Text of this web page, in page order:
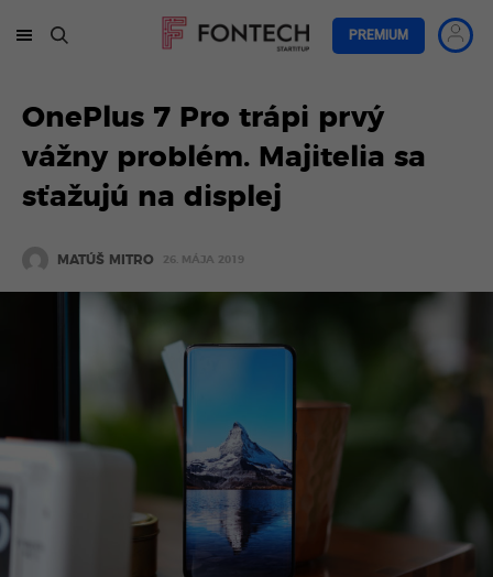
PREMIUM
OnePlus 7 Pro trápi prvý
vážny problém. Majitelia sa
sťažujú na displej
MATÚŠ MITRO 26. MÁJA 2019